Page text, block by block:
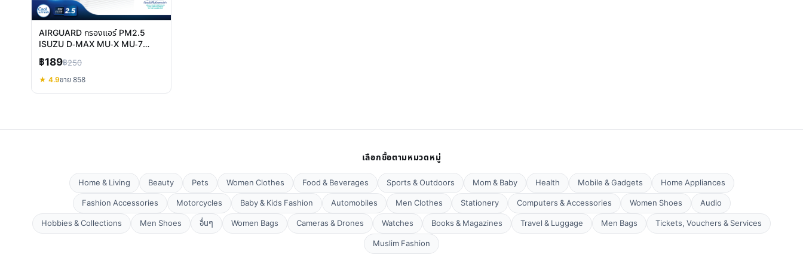
AIRGUARD กรองแอร์ PM2.5
ISUZU D-MAX MU-X MU-7
อากาศสะอาดภายในรถ
฿189฿250
★ 4.9ขาย 858
เลือกซื้อตามหมวดหมู่
Home & Living Beauty Pets Women Clothes Food & Beverages Sports & Outdoors Mom & Baby Health Mobile & Gadgets
Home Appliances
Fashion Accessories
Motorcycles Baby & Kids Fashion Automobiles Men Clothes Stationery Computers & Accessories Women Shoes
Audio
Hobbies & Collections
Men Shoes อื่นๆ Women Bags Cameras & Drones Watches Books & Magazines Travel & Luggage Men Bags
Tickets, Vouchers & Services
Muslim Fashion